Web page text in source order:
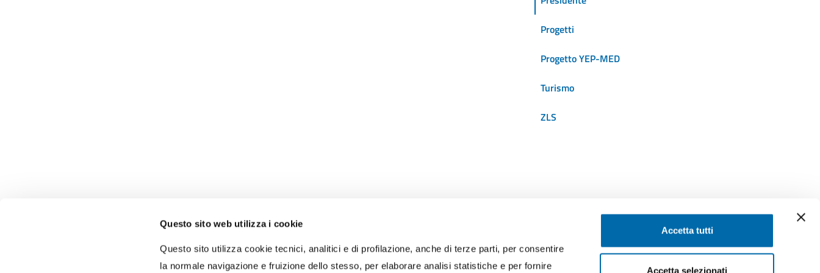
Questo sito web utilizza i cookie
Questo sito utilizza cookie tecnici, analitici e di profilazione, anche di terze parti, per consentire
la normale navigazione e fruizione dello stesso, per elaborare analisi statistiche e per fornire
Accetta tutti
Accetta selezionati
Progetti
Progetto YEP-MED
Turismo
ZLS
Autorità di Sistema
Portuale del Mar Tirreno
Centro Settentrionale
RECAPITI
PEC:protocollo@portidiroma.legalmailpa.it(La casella PEC riceve messaggi
esclusivamente da indirizzi di Posta Elettronica Certificata)
FacebookInstagramLinkedInYouTubeTwitter